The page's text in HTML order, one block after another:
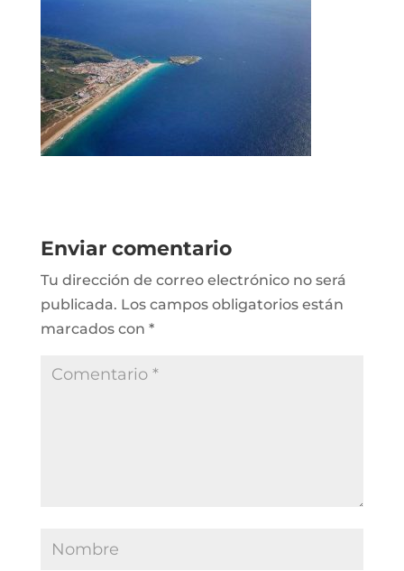
Enviar comentario
Tu dirección de correo electrónico no será
publicada. Los campos obligatorios están
marcados con *